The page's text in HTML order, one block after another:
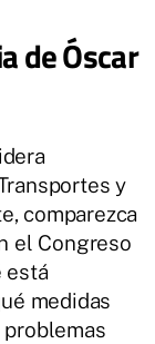
de Óscar
y
comparezca
el Congreso
está
medidas